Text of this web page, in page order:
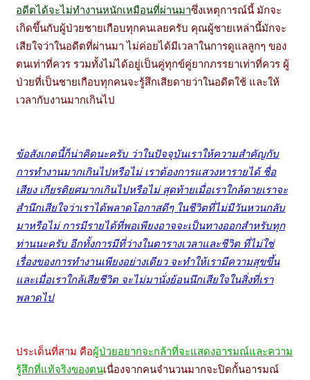
อดีตได้จะไม่ทำงานหนักเหมือนที่ผ่านมาซึ่งเหตุการณ์นี้ มักจะ
เกิดขึ้นกับผู้ป่วยชายเกือบทุกคนเลยครับ คุณผู้ชายเหล่านี้มักจะ
เสียใจว่าในอดีตที่ผ่านมา ไม่ค่อยได้มีเวลาในการดูแลลูกๆ ของ
ตนเท่าที่ควร รวมทั้งไม่ได้อยู่เป็นคู่ทุกข์คู่ยากภรรยาเท่าที่ควร ผู้
ป่วยที่เป็นชายเกือบทุกคนจะรู้สึกเสียดายว่าในอดีตใช้ และให้
เวลากับงานมากเกินไป
ข้อสังเกตนี้ก็น่าคิดนะครับ ว่าในปัจจุบันเราให้ความสำคัญกับ
การทำงานมากเกินไปหรือไม่ เราต้องการแสวงหารายได้ ชื่อ
เสียง เกียรติยศมากเกินไปหรือไม่ สุดท้ายเมื่อเราใกล้ตายเราจะ
สำนึกเสียใจว่าเราได้พลาดโอกาสดีๆ ในชีวิตที่ไม่มีวันหวนกลับ
มาหรือไม่ การมีรายได้ที่พอเพียงอาจจะเป็นทางออกสำหรับทุก
ท่านนะครับ อีกทั้งการมีที่ว่างในตารางเวลาและชีวิต ที่ไม่ใช่
เรื่องของการทำงานเพียงอย่างเดียว จะทำให้เรามีความสุขขึ้น
และเมื่อเราใกล้เสียชีวิต จะไม่มานั่งย้อนนึกเสียใจในสิ่งที่เรา
พลาดไป
ประเด็นที่สาม คือผู้ป่วยอยากจะกล้าที่จะแสดงอารมณ์และความ
รู้สึกที่แท้จริงของตนเนื่องจากคนจำนวนมากจะปิดกั้นอารมณ์